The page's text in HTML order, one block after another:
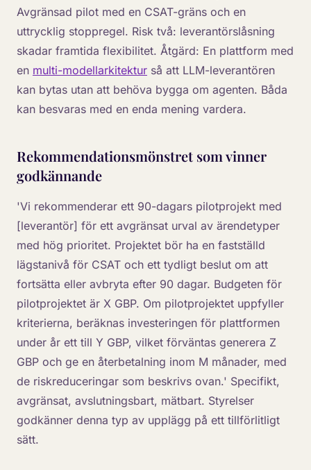
Avgränsad pilot med en CSAT-gräns och en
uttrycklig stoppregel. Risk två: leverantörslåsning
skadar framtida flexibilitet. Åtgärd: En plattform med
en multi-modellarkitektur så att LLM-leverantören
kan bytas utan att behöva bygga om agenten. Båda
kan besvaras med en enda mening vardera.
Rekommendationsmönstret som vinner
godkännande
'Vi rekommenderar ett 90-dagars pilotprojekt med
[leverantör] för ett avgränsat urval av ärendetyper
med hög prioritet. Projektet bör ha en fastställd
lägstanivå för CSAT och ett tydligt beslut om att
fortsätta eller avbryta efter 90 dagar. Budgeten för
pilotprojektet är X GBP. Om pilotprojektet uppfyller
kriterierna, beräknas investeringen för plattformen
under år ett till Y GBP, vilket förväntas generera Z
GBP och ge en återbetalning inom M månader, med
de riskreduceringar som beskrivs ovan.' Specifikt,
avgränsat, avslutningsbart, mätbart. Styrelser
godkänner denna typ av upplägg på ett tillförlitligt
sätt.